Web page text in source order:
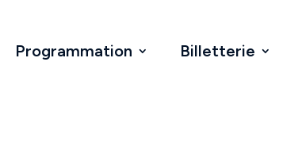
Programmation Billetterie